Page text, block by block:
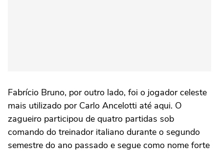
Fabrício Bruno, por outro lado, foi o jogador celeste
mais utilizado por Carlo Ancelotti até aqui. O
zagueiro participou de quatro partidas sob
comando do treinador italiano durante o segundo
semestre do ano passado e segue como nome forte